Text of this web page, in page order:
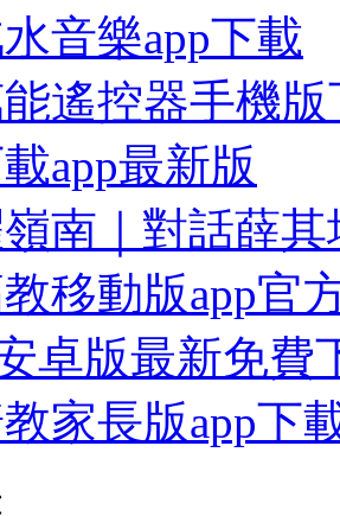
音樂app下載
遙控器手機
app最新版
南｜對話薛
移動版app官
卓版最新免費
家長版app下